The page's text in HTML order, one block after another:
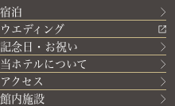
宿泊
ウエディング
記念日・お祝い
当ホテルについて
アクセス
館内施設